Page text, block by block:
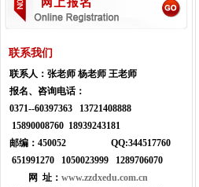
联系我们
联系人： 张老师 杨老师 王老师
报名、咨询电话：
0371--60397363 13721408888
15890008760 18939243181
邮编：450052 QQ:344517760
651991270 1050023999
1289706070
网 址： www.zzdxedu.com.cn